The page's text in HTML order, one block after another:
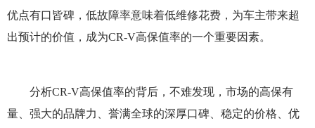
优点有口皆碑，低故障率意味着低维修花费，为车主带来超
出预计的价值，成为CR-V高保值率的一个重要因素。
分析CR-V高保值率的背后，不难发现，市场的高保有
量、强大的品牌力、誉满全球的深厚口碑、稳定的价格、优